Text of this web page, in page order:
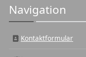
Navigation
Kontaktformular